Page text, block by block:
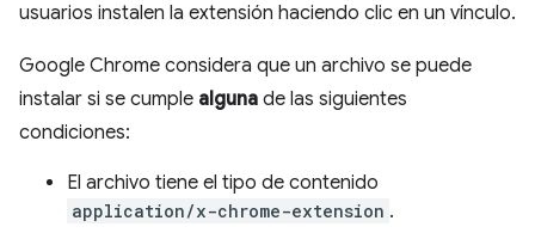
usuarios instalen la extensión haciendo clic en un vínculo.
Google Chrome considera que un archivo se puede
instalar si se cumple alguna de las siguientes
condiciones:
El archivo tiene el tipo de contenido
application/x-chrome-extension .